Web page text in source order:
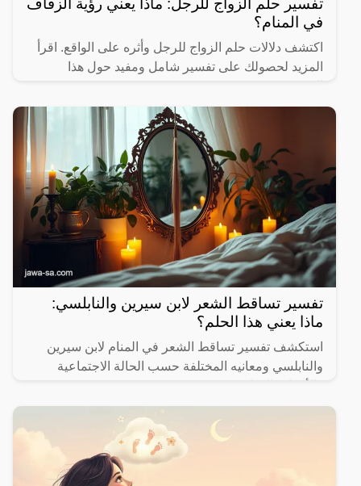
في المنام؟
اكتشف دلالات حلم الزواج للرجل وأثره على الواقع. اقرأ
المزيد لحصولك على تفسير شامل ومفيد حول هذا
تفسير تساقط الشعر لابن سيرين والنابلسي:
ماذا يعني هذا الحلم؟
استكشف تفسير تساقط الشعر في المنام لابن سيرين
والنابلسي ومعانيه المختلفة حسب الحالة الاجتماعية